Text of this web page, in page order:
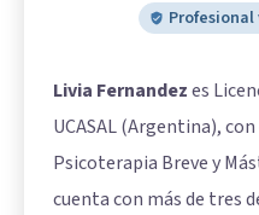
Livia Fernandezes
UCASAL (Argentina),
Psicoterapia Breve y
cuenta con más de tres